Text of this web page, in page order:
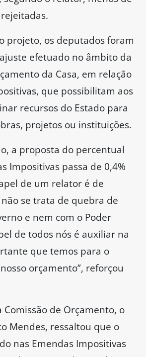
projeto, os deputados foram
efetuado no âmbito da
da Casa, em relação
que possibilitam aos
recursos do Estado para
projetos ou instituições.
a proposta do percentual
Impositivas passa de 0,4%
de um relator é de
se trata de quebra de
e nem com o Poder
de todos nós é auxiliar na
que temos para o
orçamento”, reforçou
de Orçamento, o
Mendes, ressaltou que o
nas Emendas Impositivas